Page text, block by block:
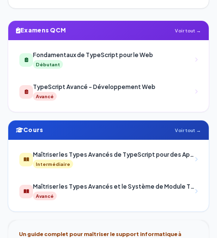
Examens QCM Voir tout →
Fondamentaux de TypeScript pour le Web
Débutant
TypeScript Avancé - Développement Web
Avancé
Cours Voir tout →
Maîtriser les Types Avancés de TypeScript pour des Applications Robustes
Intermédiaire
Maîtriser les Types Avancés et le Système de Module TypeScript
Avancé
Un guide complet pour maîtriser le support informatique à